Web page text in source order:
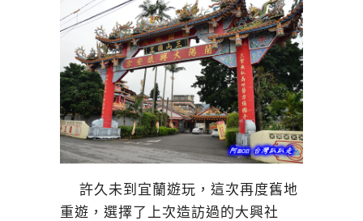
許久未到宜蘭遊玩，這次再度舊地
重遊，選擇了上次造訪過的大興社